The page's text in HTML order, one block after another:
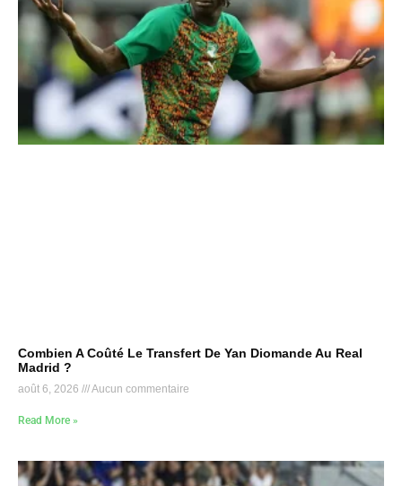
Combien A Coûté Le Transfert De Yan Diomande Au Real
Madrid ?
août 6, 2026 Aucun commentaire
Read More »